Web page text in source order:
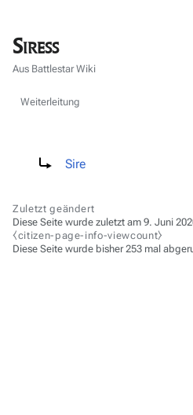
Siress
Aus Battlestar Wiki
Weiterleitung
Sire
Zuletzt geändert
Diese Seite wurde zuletzt am 9. Juni
⧼citizen-page-info-viewcount⧽
Diese Seite wurde bisher 253 mal